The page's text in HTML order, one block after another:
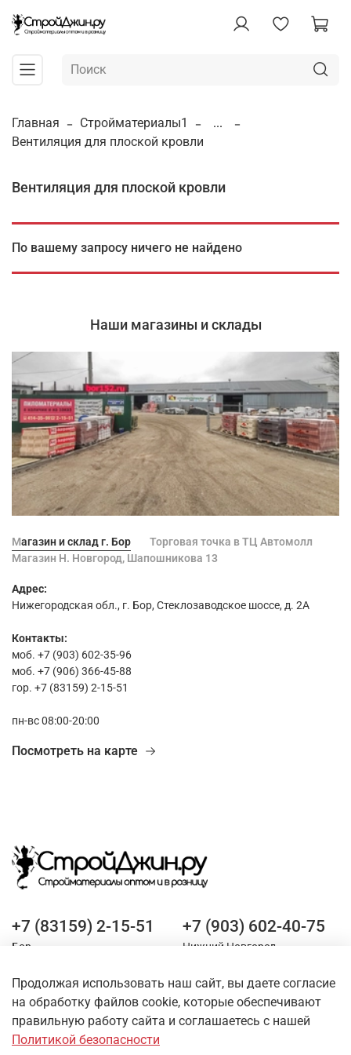
Главная Стройматериалы1
...
Вентиляция для плоской кровли
Вентиляция для плоской кровли
По вашему запросу ничего не найдено
Наши магазины и склады
Магазин и склад г. Бор
Торговая точка в ТЦ Автомолл
Магазин Н. Новгород, Шапошникова 13
Адрес:
Нижегородская обл., г. Бор, Стеклозаводское шоссе, д. 2А
Контакты:
моб. +7 (903) 602-35-96
моб. +7 (906) 366-45-88
гор. +7 (83159) 2-15-51
пн-вс 08:00-20:00
Посмотреть на карте
+7 (83159) 2-15-51
Бор
+7 (903) 602-40-75
Нижний Новгород
Оставайтесь на связи
Продолжая использовать наш сайт, вы даете согласие
на обработку файлов cookie, которые обеспечивают
правильную работу сайта и соглашаетесь с нашей
Политикой безопасности